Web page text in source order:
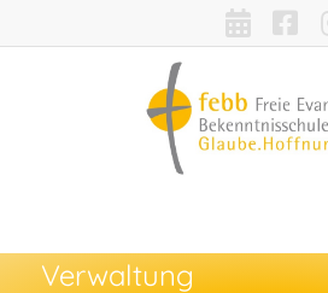
Verwaltung